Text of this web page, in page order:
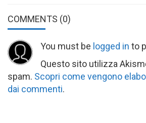
COMMENTS (0)
You must be logged in to
Questo sito utilizza
spam. Scopri come vengono
dai commenti.